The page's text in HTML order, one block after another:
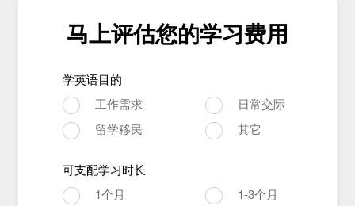
马上评估您的学习费用
学英语目的
工作需求
日常交际
留学移民
其它
可支配学习时长
1个月
1-3个月